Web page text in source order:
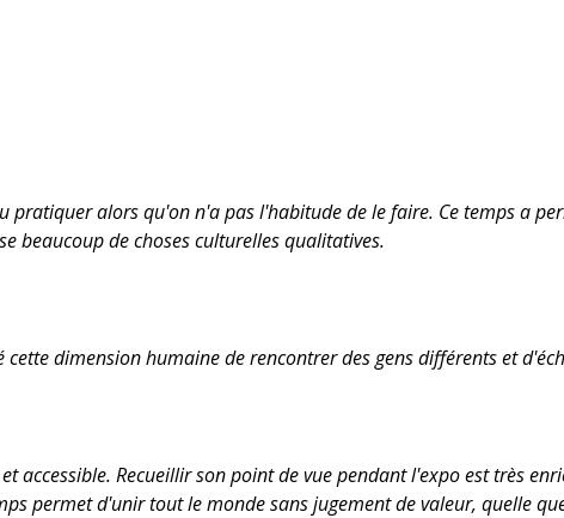
pratiquer alors qu'on n'a pas l'habitude de le faire. Ce temps a
beaucoup de choses culturelles qualitatives.
cette dimension humaine de rencontrer des gens différents et
accessible. Recueillir son point de vue pendant l'expo est très
permet d'unir tout le monde sans jugement de valeur, quelle